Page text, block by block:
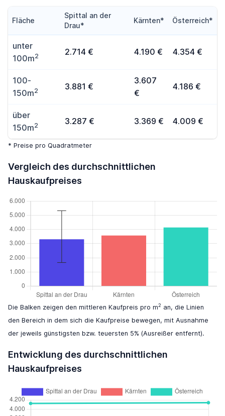
Fläche
Spittal an der
Drau*
Kärnten* Österreich*
unter
100m2 2.714 € 4.190 € 4.354 €
100-
150m2 3.881 €
3.607
€
4.186 €
über
150m2 3.287 € 3.369 € 4.009 €
* Preise pro Quadratmeter
Vergleich des durchschnittlichen
Hauskaufpreises
Die Balken zeigen den mittleren Kaufpreis pro m2 an, die Linien
den Bereich in dem sich die Kaufpreise bewegen, mit Ausnahme
der jeweils günstigsten bzw. teuersten 5% (Ausreißer entfernt).
Entwicklung des durchschnittlichen
Hauskaufpreises